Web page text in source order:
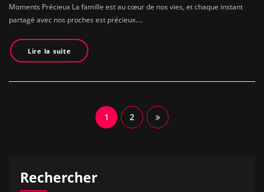
Moments Précieux La famille est au cœur de nos vies, et chaque instant
partagé avec nos proches est précieux.…
Lire la suite
1 2
Rechercher